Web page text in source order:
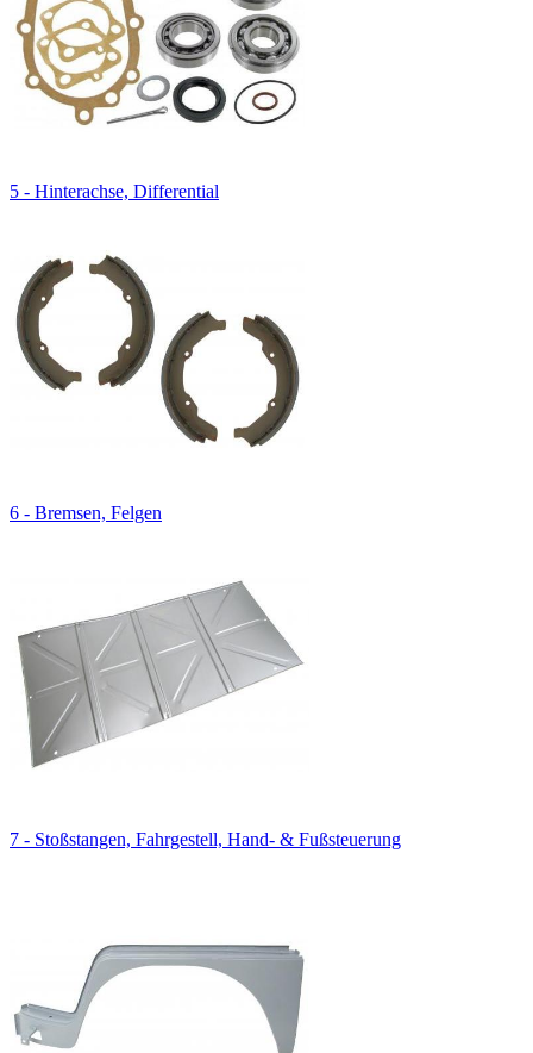
5 - Hinterachse, Differential
6 - Bremsen, Felgen
7 - Stoßstangen, Fahrgestell, Hand- & Fußsteuerung